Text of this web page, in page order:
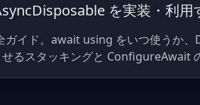
を実装・利用
イド。await using をいつ使うか
るスタッキングと ConfigureAwait